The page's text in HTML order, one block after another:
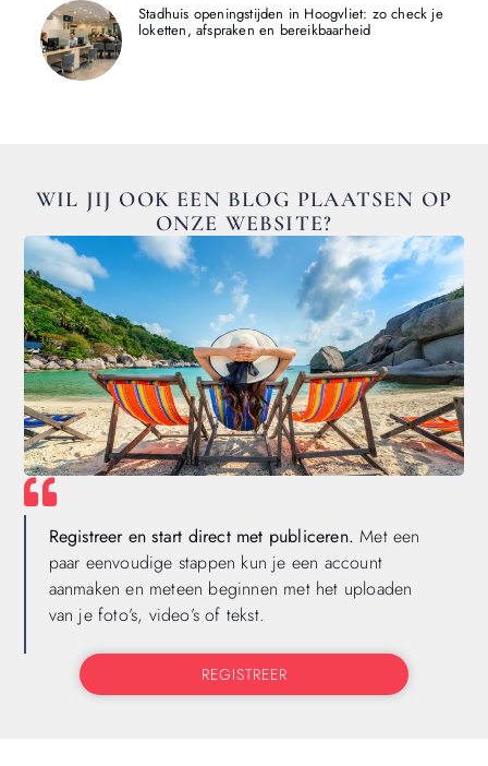
Stadhuis openingstijden in Hoogvliet: zo check je
loketten, afspraken en bereikbaarheid
WIL JIJ OOK EEN BLOG PLAATSEN OP
ONZE WEBSITE?
Registreer en start direct met publiceren. Met een
paar eenvoudige stappen kun je een account
aanmaken en meteen beginnen met het uploaden
van je foto’s, video’s of tekst.
REGISTREER